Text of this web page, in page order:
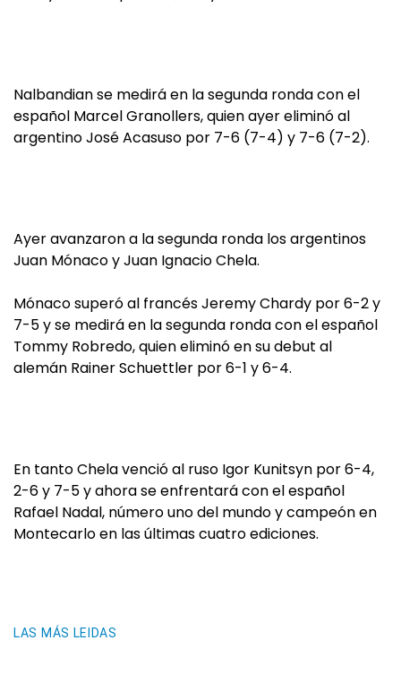
Nalbandian se medirá en la segunda ronda con el
español Marcel Granollers, quien ayer eliminó al
argentino José Acasuso por 7-6 (7-4) y 7-6 (7-2).
Ayer avanzaron a la segunda ronda los argentinos
Juan Mónaco y Juan Ignacio Chela.
Mónaco superó al francés Jeremy Chardy por 6-2 y
7-5 y se medirá en la segunda ronda con el español
Tommy Robredo, quien eliminó en su debut al
alemán Rainer Schuettler por 6-1 y 6-4.
En tanto Chela venció al ruso Igor Kunitsyn por 6-4,
2-6 y 7-5 y ahora se enfrentará con el español
Rafael Nadal, número uno del mundo y campeón en
Montecarlo en las últimas cuatro ediciones.
LAS MÁS LEIDAS